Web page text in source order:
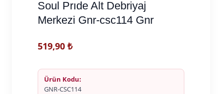
Soul Prıde Alt Debriyaj
Merkezi Gnr-csc114 Gnr
519,90 ₺
Ürün Kodu:
GNR-CSC114